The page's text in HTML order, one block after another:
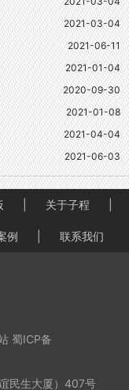
2021-03-04
2021-06-11
2021-01-04
2020-09-30
2021-01-08
2021-04-04
2021-06-03
关于子程
例 联系我们
蜀ICP备
民生大厦）407号